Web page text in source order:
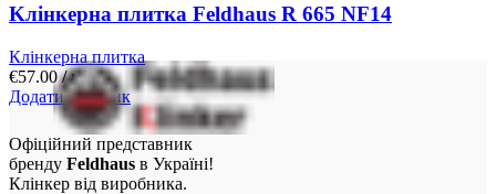
Kлінкерна плитка Feldhaus R 665 NF14
Клінкерна плитка
€57.00/ м²
Додати у кошик
Офіційний представник
бренду Feldhaus в Україні!
Клінкер від виробника.